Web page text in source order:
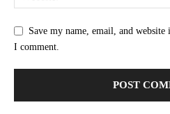
Save my name, email, and
I comment.